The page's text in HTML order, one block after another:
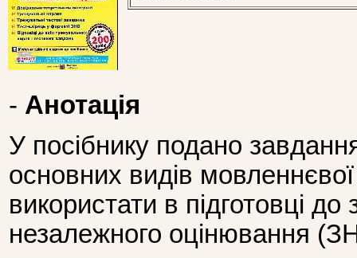
- Анотація
У посібнику подано
основних видів
використати в підготовці до
незалежного оцінювання